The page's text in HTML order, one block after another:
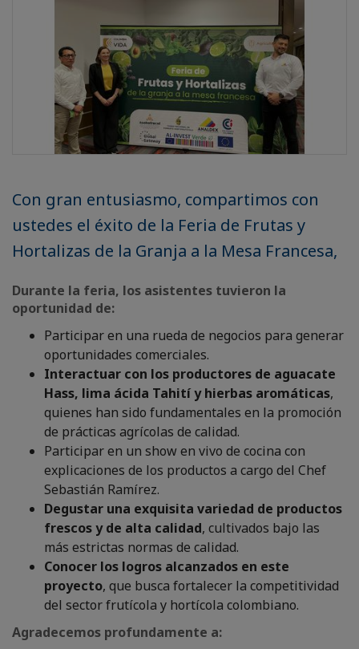
Con gran entusiasmo, compartimos con
ustedes el éxito de la Feria de Frutas y
Hortalizas de la Granja a la Mesa Francesa,
Durante la feria, los asistentes tuvieron la
oportunidad de:
Participar en una rueda de negocios para generar
oportunidades comerciales.
Interactuar con los productores de aguacate
Hass, lima ácida Tahití y hierbas aromáticas,
quienes han sido fundamentales en la promoción
de prácticas agrícolas de calidad.
Participar en un show en vivo de cocina con
explicaciones de los productos a cargo del Chef
Sebastián Ramírez.
Degustar una exquisita variedad de productos
frescos y de alta calidad, cultivados bajo las
más estrictas normas de calidad.
Conocer los logros alcanzados en este
proyecto, que busca fortalecer la competitividad
del sector frutícola y hortícola colombiano.
Agradecemos profundamente a: